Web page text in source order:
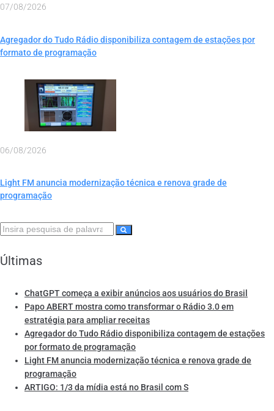
07/08/2026
Agregador do Tudo Rádio disponibiliza contagem de estações por
formato de programação
06/08/2026
Light FM anuncia modernização técnica e renova grade de
programação
Últimas
ChatGPT começa a exibir anúncios aos usuários do Brasil
Papo ABERT mostra como transformar o Rádio 3.0 em
estratégia para ampliar receitas
Agregador do Tudo Rádio disponibiliza contagem de estações
por formato de programação
Light FM anuncia modernização técnica e renova grade de
programação
ARTIGO: 1/3 da mídia está no Brasil com S